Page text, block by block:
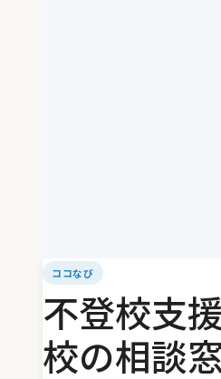
ココなび
不登校支
校の相談